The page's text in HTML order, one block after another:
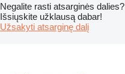
Negalite rasti atsarginės dalies?
Išsiųskite užklausą dabar!
Užsakyti atsarginę dalį